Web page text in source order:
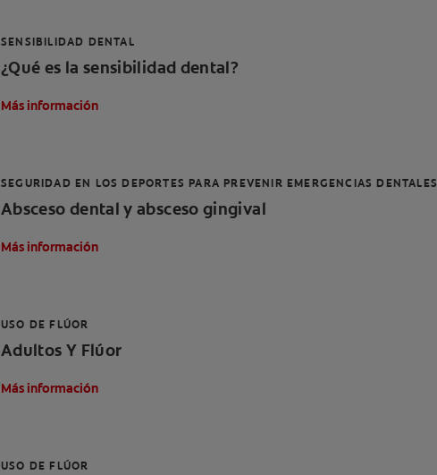
SENSIBILIDAD DENTAL
¿Qué es la sensibilidad dental?
Más información
SEGURIDAD EN LOS DEPORTES PARA PREVENIR EMERGENCIAS DENTALES
Absceso dental y absceso gingival
Más información
USO DE FLÚOR
Adultos Y Flúor
Más información
USO DE FLÚOR